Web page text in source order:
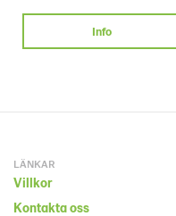
Info
LÄNKAR
Villkor
Kontakta oss